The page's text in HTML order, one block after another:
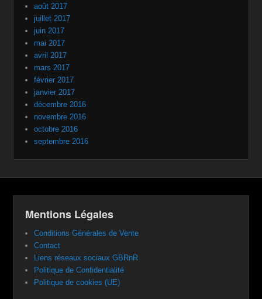
août 2017
juillet 2017
juin 2017
mai 2017
avril 2017
mars 2017
février 2017
janvier 2017
décembre 2016
novembre 2016
octobre 2016
septembre 2016
Mentions Légales
Conditions Générales de Vente
Contact
Liens réseaux sociaux GBRnR
Politique de Confidentialité
Politique de cookies (UE)